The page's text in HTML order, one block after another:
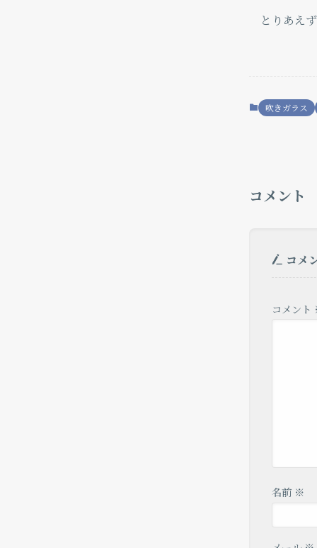
とりあえ
吹きガラス
コメント
コメ
コメント
名前 ※